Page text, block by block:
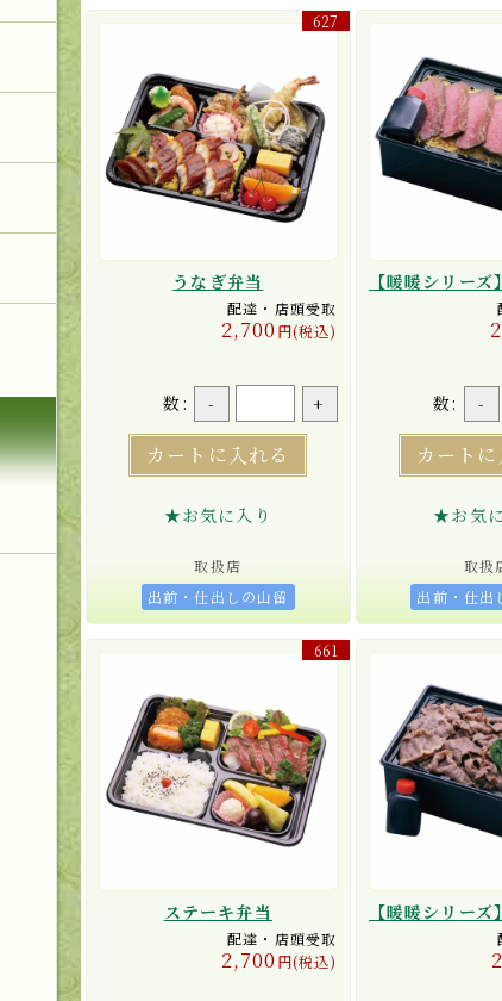
627
うなぎ弁当
配達・店頭受取
2,700 円(税込)
数: - +
カートに入れる
★お気に入り
取扱店
出前・仕出しの山留
数: -
カートに
★お気
取扱
出前・仕出
661
ステーキ弁当
配達・店頭受取
2,700 円(税込)